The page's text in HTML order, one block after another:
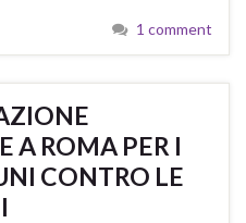
1 comment
A ROMA PER I
CONTRO LE